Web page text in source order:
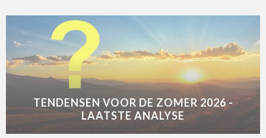
TENDENSEN VOOR DE ZOMER 2026 -
LAATSTE ANALYSE